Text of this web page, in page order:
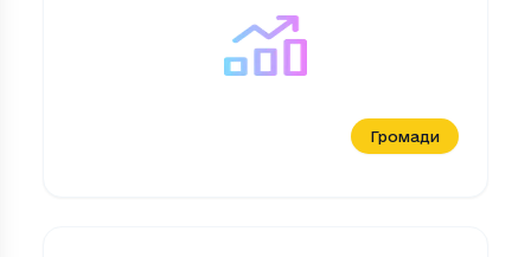
Громади